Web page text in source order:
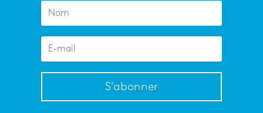
S'abonner